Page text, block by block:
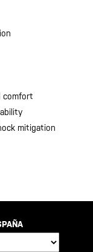
comfort
mitigation